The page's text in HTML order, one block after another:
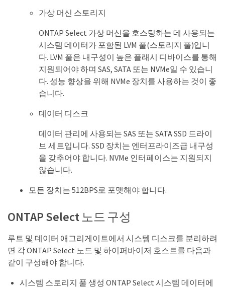
가상 머신 스토리지
ONTAP Select 가상 머신을 호스팅하는 데 사용되는
시스템 데이터가 포함된 LVM 풀(스토리지 풀)입니
다. LVM 풀은 내구성이 높은 플래시 디바이스를 통해
지원되어야 하며 SAS, SATA 또는 NVMe일 수 있습니
다. 성능 향상을 위해 NVMe 장치를 사용하는 것이 좋
습니다.
데이터 디스크
데이터 관리에 사용되는 SAS 또는 SATA SSD 드라이
브 세트입니다. SSD 장치는 엔터프라이즈급 내구성
을 갖추어야 합니다. NVMe 인터페이스는 지원되지
않습니다.
모든 장치는 512BPS로 포맷해야 합니다.
ONTAP Select 노드 구성
루트 및 데이터 애그리게이트에서 시스템 디스크를 분리하려
면 각 ONTAP Select 노드 및 하이퍼바이저 호스트를 다음과
같이 구성해야 합니다.
시스템 스토리지 풀 생성 ONTAP Select 시스템 데이터에